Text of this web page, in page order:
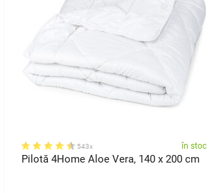
543x în stoc
Pilotă 4Home Aloe Vera, 140 x 200 cm